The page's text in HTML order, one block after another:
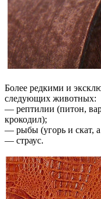
Более редкими и
следующих животных:
— рептилии (питон,
крокодил);
— рыбы (угорь и скат, а
— страус.